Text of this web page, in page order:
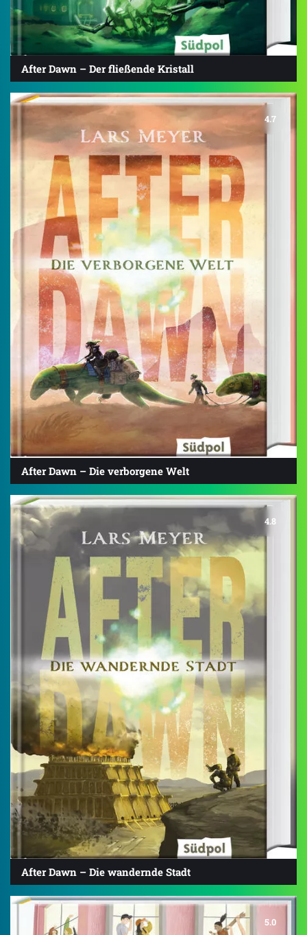
After Dawn – Der fließende Kristall
4.7
After Dawn – Die verborgene Welt
4.8
After Dawn – Die wandernde Stadt
5.0